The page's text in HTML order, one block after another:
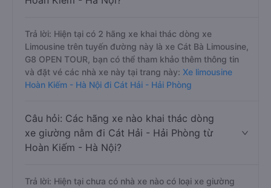
Trả lời: Hiện tại có 2 hãng xe khai thác dòng xe
Limousine trên tuyến đường này là xe Cát Bà Limousine,
G8 OPEN TOUR, bạn có thể tham khảo thêm thông tin
và đặt vé các nhà xe này tại trang này: Xe limousine
Hoàn Kiếm - Hà Nội đi Cát Hải - Hải Phòng
Câu hỏi: Các hãng xe nào khai thác dòng
xe giường nằm đi Cát Hải - Hải Phòng từ
Hoàn Kiếm - Hà Nội?
Trả lời: Hiện tại chưa có nhà xe nào có loại xe giường